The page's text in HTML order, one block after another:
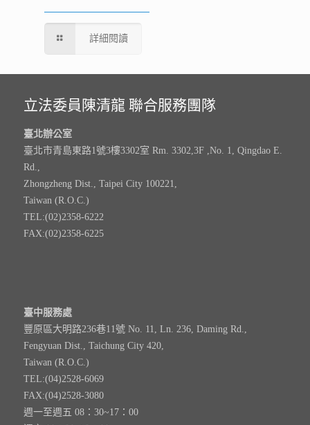
詳細閱讀
立法委員陳清龍 聯合服務團隊
臺北辦公室
臺北市青島東路1號3樓3302室 Rm. 3302,3F ,No. 1, Qingdao E.
Rd.,
Zhongzheng Dist., Taipei City 100221,
Taiwan (R.O.C.)
TEL:(02)2358-6222
FAX:(02)2358-6225
臺中服務處
豐原區大明路236巷11號 No. 11, Ln. 236, Daming Rd.,
Fengyuan Dist., Taichung City 420,
Taiwan (R.O.C.)
TEL:(04)2528-6069
FAX:(04)2528-3080
週一至週五 08：30~17：00